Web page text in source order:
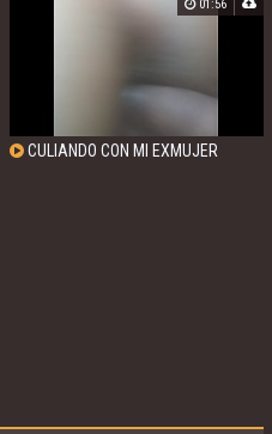
VERGA AL MISMO TIEMPO?
CULIANDO CON MI EXMUJER
01:56